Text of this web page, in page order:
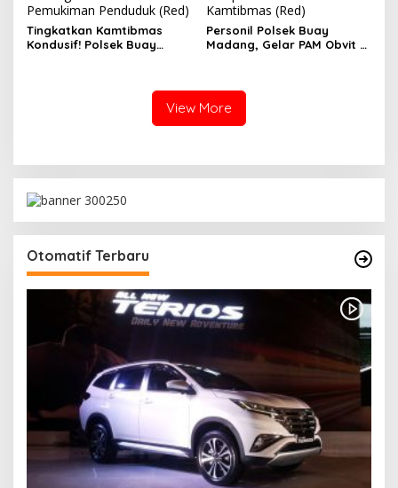
Pemukiman Penduduk (Red)
Tingkatkan Kamtibmas
Kondusif! Polsek Buay
Kamtibmas (Red)
Personil Polsek Buay
Madang, Gelar PAM Obvit Di
View More
Otomatif Terbaru